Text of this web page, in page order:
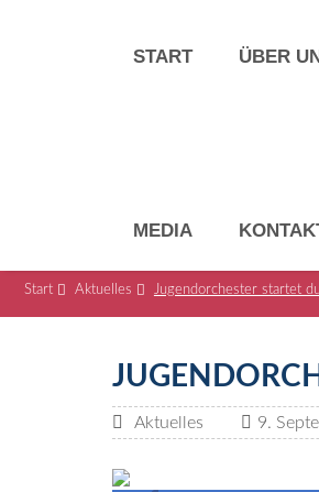
START ÜBER
MEDIA
Start Aktuelles Jugendorchester startet
Aktuelles 9.